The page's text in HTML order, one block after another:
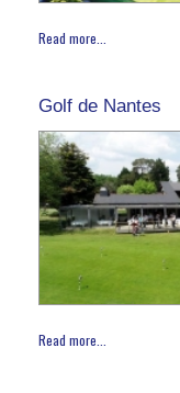
Read more...
Golf de Nantes
Read more...